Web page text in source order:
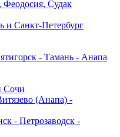
Судак
и Санкт-Петербург
- Тамань - Анапа
Сочи
(Анапа) -
- Петрозаводск -